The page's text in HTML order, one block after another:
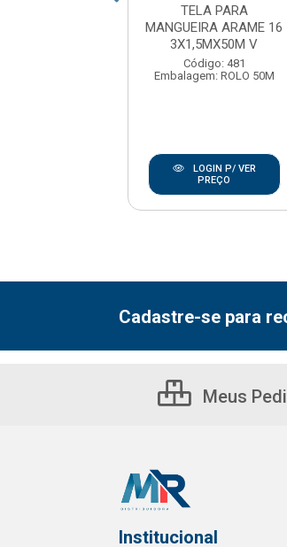
TELA PARA
MANGUEIRA ARAME 16
3X1,5MX50M V
Código: 481
Embalagem: ROLO 50M
LOGIN P/ VER
PREÇO
Cadastre-se para
Meus
Institucional